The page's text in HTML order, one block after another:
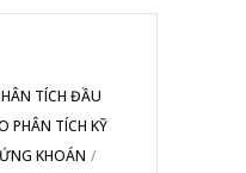
TÍCH ĐẦU
PHÂN TÍCH KỸ
KHOÁN